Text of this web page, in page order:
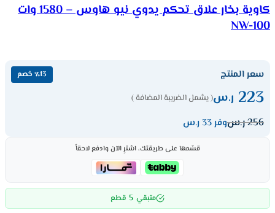
كاوية بخار علاق تحكم يدوي نيو هاوس – 1580 وات
NW-100
سعر المنتج ٪13 خصم
223 ر.س( يشمل الضريبة المضافة )
256ر.سوفر 33 ر.س
قسّمها على طريقتك، اشترِ الآن وادفع لاحقاً
متبقي 5 قطع